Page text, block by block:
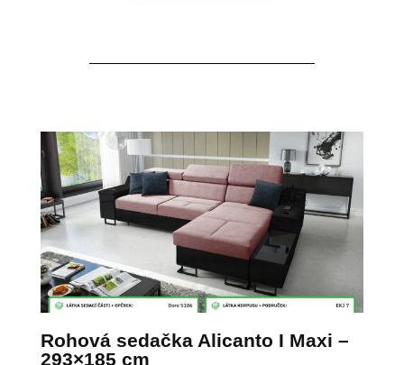
Rohová sedačka Alicanto I Maxi –
293×185 cm